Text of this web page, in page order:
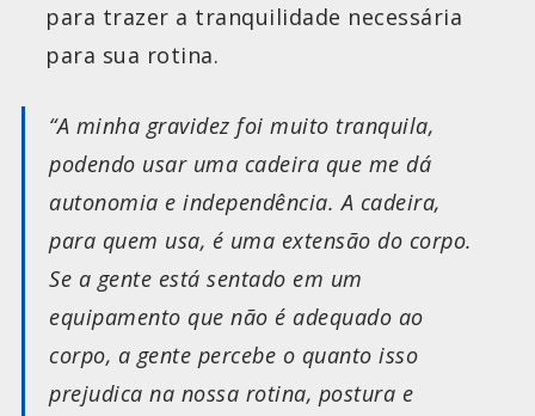
para trazer a tranquilidade necessária
para sua rotina.
“A minha gravidez foi muito tranquila,
podendo usar uma cadeira que me dá
autonomia e independência. A cadeira,
para quem usa, é uma extensão do corpo.
Se a gente está sentado em um
equipamento que não é adequado ao
corpo, a gente percebe o quanto isso
prejudica na nossa rotina, postura e